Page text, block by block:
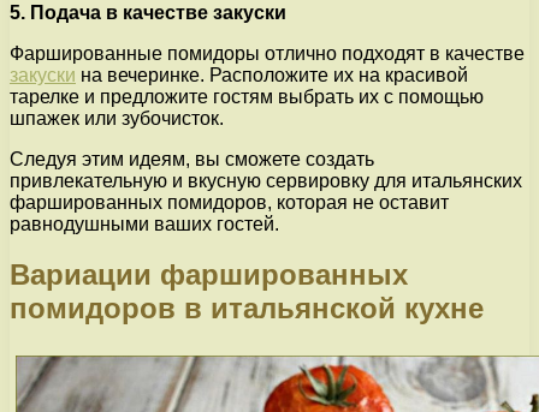
5. Подача в качестве закуски
Фаршированные помидоры отлично подходят в качестве
закуски на вечеринке. Расположите их на красивой
тарелке и предложите гостям выбрать их с помощью
шпажек или зубочисток.
Следуя этим идеям, вы сможете создать
привлекательную и вкусную сервировку для итальянских
фаршированных помидоров, которая не оставит
равнодушными ваших гостей.
Вариации фаршированных
помидоров в итальянской кухне